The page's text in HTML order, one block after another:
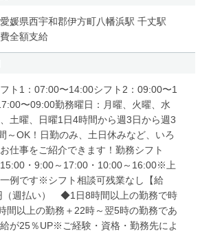
愛媛県西宇和郡伊方町八幡浜駅 千丈駅
全額支給
フト1：07:00〜14:00シフト2：09:00〜1
〜09:00勤務曜日：月曜、火曜、水
土曜、日曜1日4時間から週3日から週3
～OK！日勤のみ、土日休みなど、いろ
仕事をご紹介できます！勤務シフト
15:00・9:00～17:00・10:00～16:00※上
例です※シフト相談可残業なし【給
（週払い） ◆1日8時間以上の勤務で時
間以上の勤務＋22時～翌5時の勤務であ
が25％UP※ご経験・資格・勤務先によ